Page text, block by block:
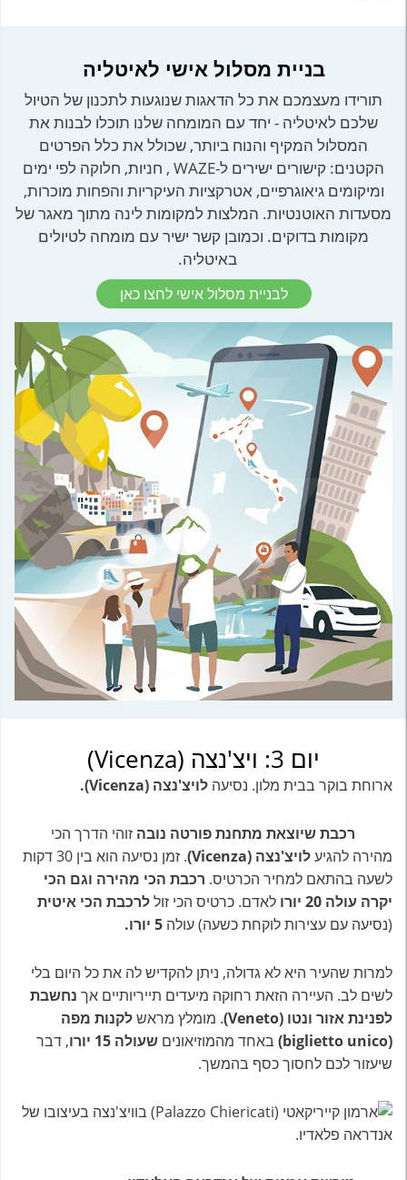
בניית מסלול אישי לאיטליה
תורידו מעצמכם את כל הדאגות שנוגעות לתכנון של הטיול
שלכם לאיטליה - יחד עם המומחה שלנו תוכלו לבנות את
המסלול המקיף והנוח ביותר, שכולל את כלל הפרטים
הקטנים: קישורים ישירים ל-WAZE , חניות, חלוקה לפי ימים
ומיקומים גיאוגרפיים, אטרקציות העיקריות והפחות מוכרות,
מסעדות האוטנטיות. המלצות למקומות לינה מתוך מאגר של
מקומות בדוקים. וכמובן קשר ישיר עם מומחה לטיולים
באיטליה.
לבניית מסלול אישי לחצו כאן
יום 3: ויצ'נצה (Vicenza)
ארוחת בוקר בבית מלון. נסיעה לויצ'נצה (Vicenza).
רכבת שיוצאת מתחנת פורטה נובה זוהי הדרך הכי
מהירה להגיעלויצ'נצה (Vicenza)
. זמן נסיעה הוא בין 30 דקות
לשעה בהתאם למחיר הכרטיס. רכבת הכי מהירה וגם הכי
יקרה עולה 20 יורו
לאדם. כרטיס הכי זוללרכבת הכי איטית
(נסיעה עם עצירות לוקחת כשעה) עולה 5 יורו.
למרות שהעיר היא לא גדולה, ניתן להקדיש לה את כל היום בלי
לשים לב. העיירה הזאת רחוקה מיעדים תייריותיים אך נחשבת
לפנינת אזור ונטו (Veneto)
. מומלץ מראשלקנות מפה
(biglietto unico)
באחד מהמוזיאונים שעולה 15 יורו
, דבר
שיעזור לכם לחסוך כסף בהמשך.